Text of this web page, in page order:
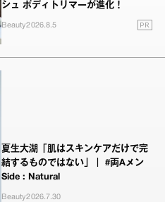
シュ ボディトリマーが進化！
Beauty2026.8.5 PR
夏生大湖「肌はスキンケアだけで完
結するものではない」｜ #両Aメン
Side : Natural
Beauty2026.7.30